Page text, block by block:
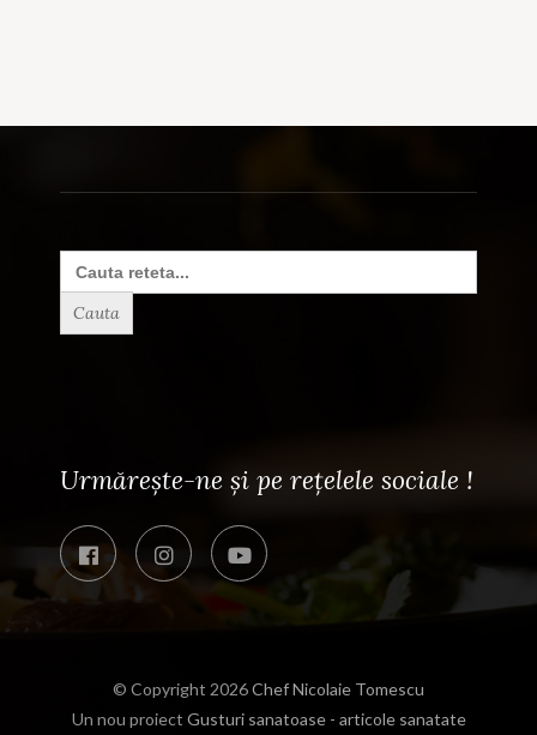
Search
for:
Urmărește-ne și pe rețelele sociale !
© Copyright 2026Chef Nicolaie Tomescu
Un nou proiect Gusturi sanatoase - articole sanatate